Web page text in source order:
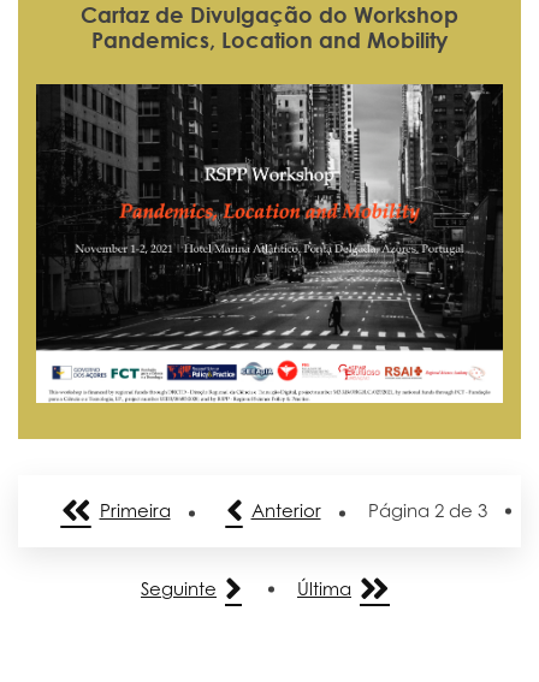
Cartaz de Divulgação do Workshop
Pandemics, Location and Mobility
Primeira Anterior Página 2de 3
Seguinte Última